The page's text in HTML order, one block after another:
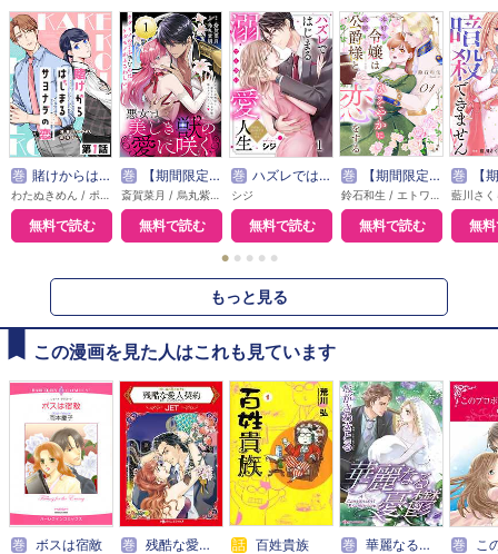
巻 賭けからはじまるサヨナラの恋【単話版】
無料で読む
巻 【期間限定無料】悪女は美しき獣の愛に咲く（単話版）
無料で読む
巻 ハズレではじまる溺愛人生～仕組まれた恋の相手はハイスぺ社長
シジ
無料で読む
巻 【期間限定無料】本好き令嬢は敏腕公爵様とひそやかに恋をする
無料で読む
巻 【期間限定無料
無
● ● ● ● ●
もっと見る
この漫画を見た人はこれも見ています
巻 ボスは宿敵 巻 残酷な愛人契約 話 百姓貴族 巻 華麗なる憂鬱 巻 このプ